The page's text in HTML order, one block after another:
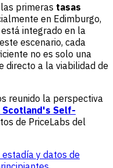
primeras tasas
en Edimburgo,
integrado en la
escenario, cada
no es solo una
directo a la viabilidad de
reunido la perspectiva
Self-
de PriceLabs del
y datos de